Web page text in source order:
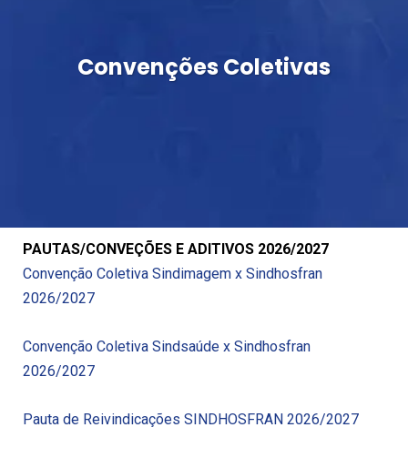
Convenções Coletivas
PAUTAS/CONVEÇÕES E ADITIVOS 2026/2027
Convenção Coletiva Sindimagem x Sindhosfran
2026/2027
Convenção Coletiva Sindsaúde x Sindhosfran
2026/2027
Pauta de Reivindicações SINDHOSFRAN 2026/2027